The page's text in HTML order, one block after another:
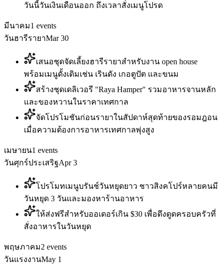
วันนี้วันเงินเดือนออก ถึงเวลาสั่งเมนูโปรด
มีนาคม1 events
วันฮารีรายาMar 30
เสนอชุดจัดเลี้ยงฮารีรายาสำหรับงาน open house
พร้อมเมนูดั้งเดิมเช่น เรินดัง เกอตูปัต และขนม
สร้างชุดเดลิเวอรี "Raya Hamper" รวมอาหารจานหลัก
และของหวานในราคาเทศกาล
จัดโปรโมชันก่อนรายาในสัปดาห์สุดท้ายของรอมฎอน
เมื่อความต้องการอาหารเทศกาลพุ่งสูง
เมษายน1 events
วันศุกร์ประเสริฐApr 3
โปรโมทเมนูบรันช์วันหยุดยาว ชาวสิงคโปร์หลายคนมี
วันหยุด 3 วันและมองหาร้านอาหาร
ให้ส่งฟรีสำหรับออเดอร์เกิน $30 เพื่อดึงดูดครอบครัวที่
สั่งอาหารในวันหยุด
พฤษภาคม2 events
วันแรงงานMay 1